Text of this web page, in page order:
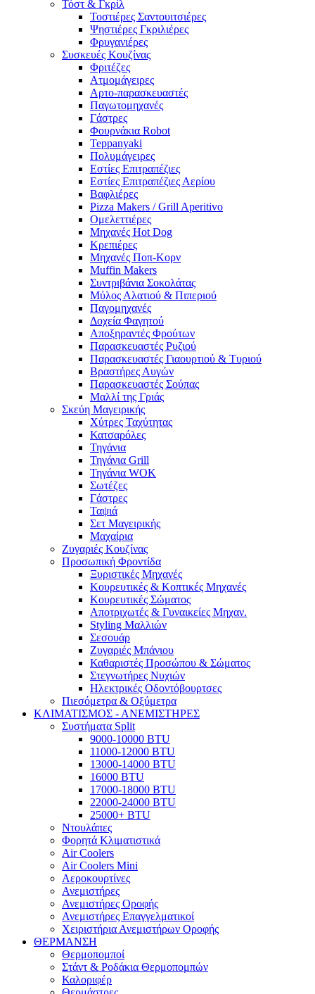
Τόστ & Γκρίλ
Τοστιέρες Σαντουιτσιέρες
Ψηστιέρες Γκριλιέρες
Φρυγανιέρες
Συσκευές Κουζίνας
Φριτέζες
Ατμομάγειρες
Αρτο-παρασκευαστές
Παγωτομηχανές
Γάστρες
Φουρνάκια Robot
Teppanyaki
Πολυμάγειρες
Εστίες Επιτραπέζιες
Εστίες Επιτραπέζιες Αερίου
Βαφλιέρες
Pizza Makers / Grill Aperitivo
Ομελεττιέρες
Μηχανές Hot Dog
Κρεπιέρες
Μηχανές Ποπ-Κορν
Muffin Makers
Συντριβάνια Σοκολάτας
Μύλος Αλατιού & Πιπεριού
Παγομηχανές
Δοχεία Φαγητού
Αποξηραντές Φρούτων
Παρασκευαστές Ρυζιού
Παρασκευαστές Γιαουρτιού & Τυριού
Βραστήρες Αυγών
Παρασκευαστές Σούπας
Μαλλί της Γριάς
Σκεύη Μαγειρικής
Χύτρες Ταχύτητας
Κατσαρόλες
Τηγάνια
Τηγάνια Grill
Τηγάνια WOK
Σωτέζες
Γάστρες
Ταψιά
Σετ Μαγειρικής
Μαχαίρια
Ζυγαριές Κουζίνας
Προσωπική Φροντίδα
Ξυριστικές Μηχανές
Κουρευτικές & Κοπτικές Μηχανές
Κουρευτικές Σώματος
Αποτριχωτές & Γυναικείες Μηχαν.
Styling Μαλλιών
Σεσουάρ
Ζυγαριές Μπάνιου
Καθαριστές Προσώπου & Σώματος
Στεγνωτήρες Νυχιών
Ηλεκτρικές Οδοντόβουρτσες
Πιεσόμετρα & Οξύμετρα
ΚΛΙΜΑΤΙΣΜΟΣ - ΑΝΕΜΙΣΤΗΡΕΣ
Συστήματα Split
9000-10000 BTU
11000-12000 BTU
13000-14000 BTU
16000 BTU
17000-18000 BTU
22000-24000 BTU
25000+ BTU
Ντουλάπες
Φορητά Κλιματιστικά
Air Coolers
Air Coolers Mini
Αεροκουρτίνες
Ανεμιστήρες
Ανεμιστήρες Οροφής
Ανεμιστήρες Επαγγελματικοί
Χειριστήρια Ανεμιστήρων Οροφής
ΘΕΡΜΑΝΣΗ
Θερμοπομποί
Στάντ & Ροδάκια Θερμοπομπών
Καλοριφέρ